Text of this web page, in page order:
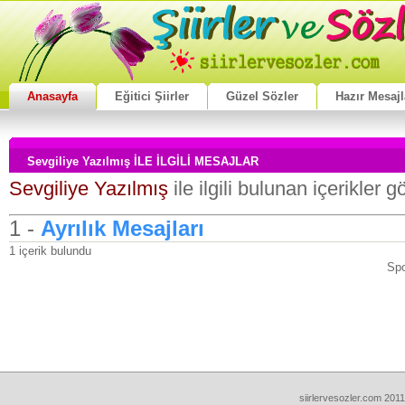
Anasayfa Eğitici Şiirler Güzel Sözler Hazır
Sevgiliye Yazılmış İLE İLGİLİ MESAJLAR
Sevgiliye Yazılmış ile ilgili bulunan içerikler
1 - Ayrılık Mesajları
1 içerik bulundu
siirlervesozler.com